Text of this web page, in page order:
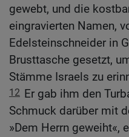
gewebt, und die
eingravierten Namen,
Edelsteinschneider in
Brusttasche gesetzt,
Stämme Israels zu
12 Er gab ihm den
Schmuck darüber mit
»Dem Herrn geweiht«,